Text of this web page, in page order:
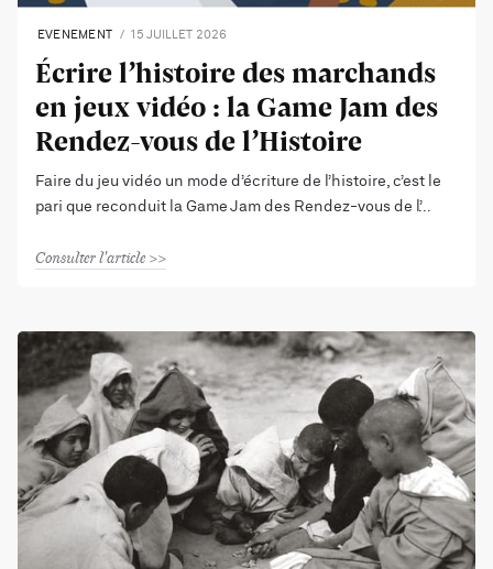
EVENEMENT 15 JUILLET 2026
Écrire l’histoire des marchands
en jeux vidéo : la Game Jam des
Rendez-vous de l’Histoire
Faire du jeu vidéo un mode d’écriture de l’histoire, c’est le
pari que reconduit la Game Jam des Rendez-vous de l’
Consulter l'article